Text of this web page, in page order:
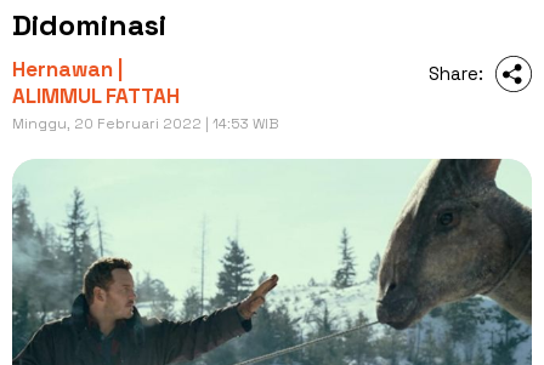
Didominasi
Hernawan |
ALIMMUL FATTAH
Minggu, 20 Februari 2022 | 14:53 WIB
Share: